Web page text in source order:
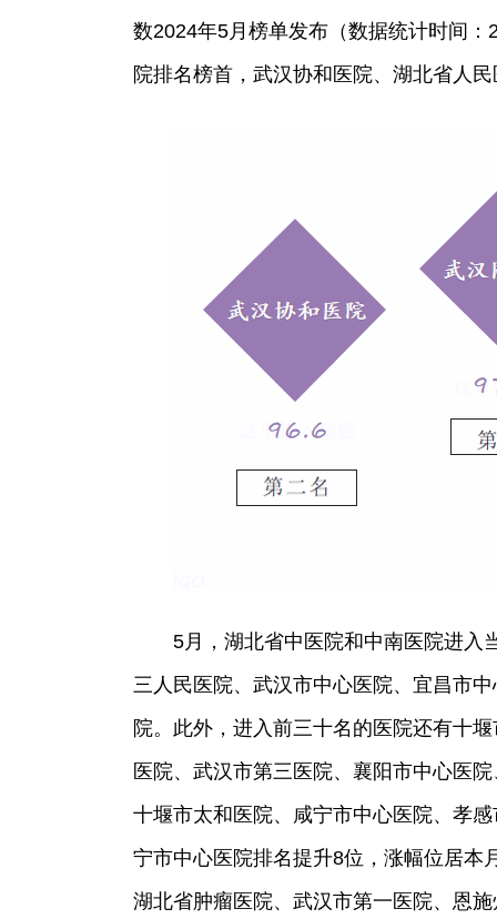
数2024年5月榜单发布（数据统计时间
院排名榜首，武汉协和医院、湖北省人
5月，湖北省中医院和中南医院进入
三人民医院、武汉市中心医院、宜昌市
院。此外，进入前三十名的医院还有十
医院、武汉市第三医院、襄阳市中心医
十堰市太和医院、咸宁市中心医院、孝
宁市中心医院排名提升8位，涨幅位居本
湖北省肿瘤医院、武汉市第一医院、恩